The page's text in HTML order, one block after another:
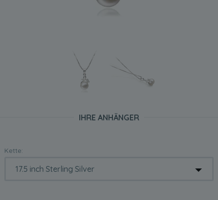
IHRE ANHÄNGER
Kette: